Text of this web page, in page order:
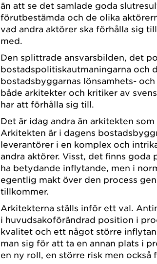
än att se det samlade goda
förutbestämda och de olika
vad andra aktörer ska förhålla sig
med.
Den splittrade ansvarsbilden, det
bostadspolitiskautmaningarna och
bostadsbyggarnas lönsamhets-
både arkitekter och kritiker av
har att förhålla sig till.
Det är idag andra än arkitekten
Arkitekten är i dagens
leverantörer i en komplex och
andra aktörer. Visst, det finns goda
ha betydande inflytande, men i
egentlig makt över den process
tillkommer.
Arkitekterna ställs inför ett val.
i huvudsakoförändrad position i
kvalitet och ett något större
man sig för att ta en annan plats i
en ny roll, en större risk men också